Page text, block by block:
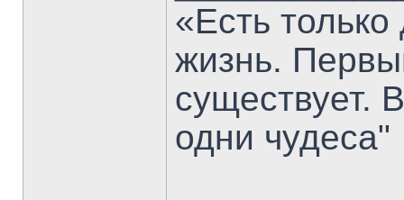
«Есть
жизнь.
существует.
одни чудеса"